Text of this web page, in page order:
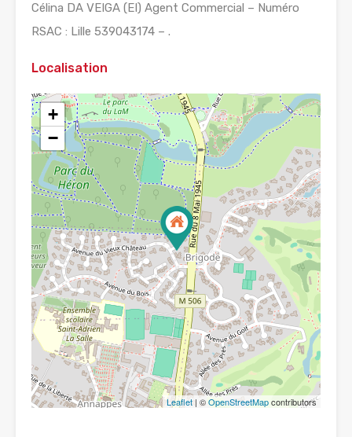
Célina DA VEIGA (EI) Agent Commercial – Numéro
RSAC : Lille 539043174 – .
Localisation
+
−
Leaflet | ©OpenStreetMapcontributors